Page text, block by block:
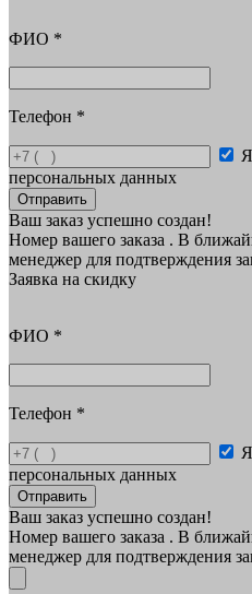
ФИО *
Телефон *
персональных данных
Отправить
Ваш заказ успешно создан!
Номер вашего заказа . В
менеджер для подтверждения
Заявка на скидку
ФИО *
Телефон *
персональных данных
Отправить
Ваш заказ успешно создан!
Номер вашего заказа . В
менеджер для подтверждения